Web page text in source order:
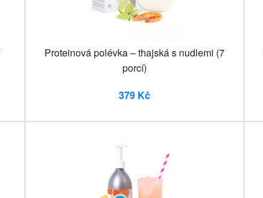
Proteinová polévka – thajská s nudlemi (7
porcí)
379 Kč